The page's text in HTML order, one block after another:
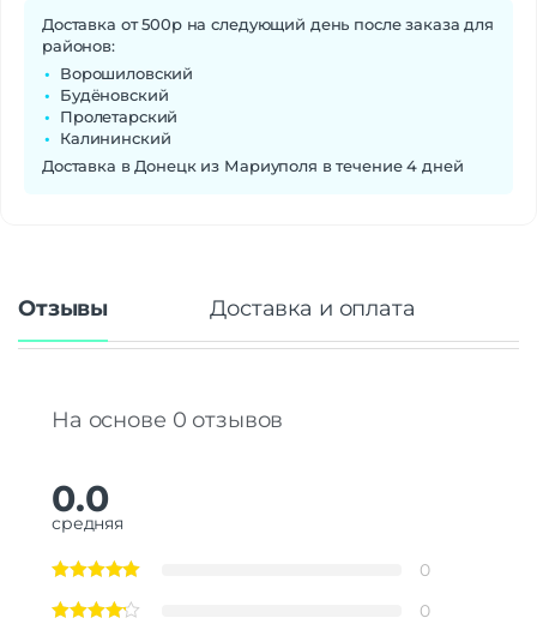
Доставка от 500р на следующий день после заказа для
районов:
Ворошиловский
Будёновский
Пролетарский
Калининский
Доставка в Донецк из Мариуполя в течение 4 дней
Отзывы Доставка и оплата
На основе 0 отзывов
0.0
средняя
0
0